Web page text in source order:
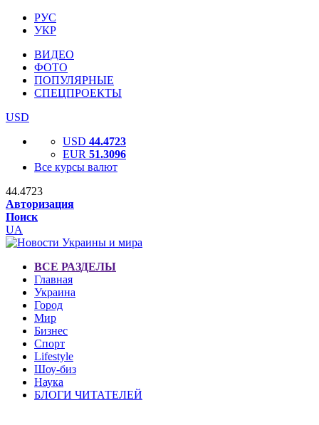
РУС
УКР
ВИДЕО
ФОТО
ПОПУЛЯРНЫЕ
СПЕЦПРОЕКТЫ
USD
USD 44.4723
EUR 51.3096
Все курсы валют
44.4723
Авторизация
Поиск
UA
ВСЕ РАЗДЕЛЫ
Главная
Украина
Город
Мир
Бизнес
Спорт
Lifestyle
Шоу-биз
Наука
БЛОГИ ЧИТАТЕЛЕЙ